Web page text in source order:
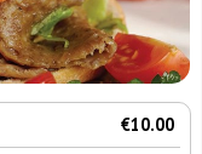
€10.00